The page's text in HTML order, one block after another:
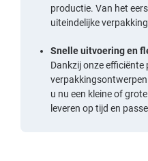
productie. Van het
uiteindelijke
Snelle uitvoering en
Dankzij onze
u nu een kleine of
leveren op tijd en